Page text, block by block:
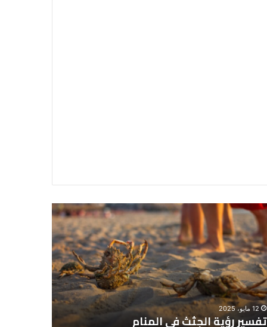
12 مايو، 2025
تفسير رؤية الجثث في المنام
تفسير
اني
حارس
شخصي